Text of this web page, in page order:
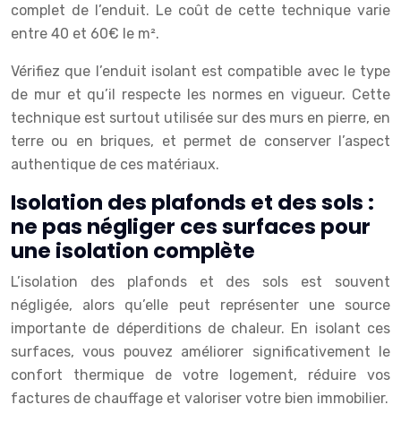
complet de l’enduit. Le coût de cette technique varie
entre 40 et 60€ le m².
Vérifiez que l’enduit isolant est compatible avec le type
de mur et qu’il respecte les normes en vigueur. Cette
technique est surtout utilisée sur des murs en pierre, en
terre ou en briques, et permet de conserver l’aspect
authentique de ces matériaux.
Isolation des plafonds et des sols :
ne pas négliger ces surfaces pour
une isolation complète
L’isolation des plafonds et des sols est souvent
négligée, alors qu’elle peut représenter une source
importante de déperditions de chaleur. En isolant ces
surfaces, vous pouvez améliorer significativement le
confort thermique de votre logement, réduire vos
factures de chauffage et valoriser votre bien immobilier.